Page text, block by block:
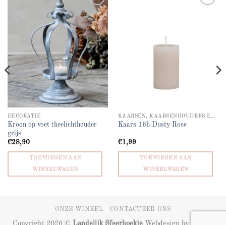
Add to
wishlist
DECORATIE
Kroon op voet theelichthouder
grijs
€28,90
TOEVOEGEN AAN
WINKELWAGEN
KAARSEN, KAARSENHOUDERS EN WINDLICHTEN
Kaars 16h Dusty Rose
€1,99
TOEVOEGEN AAN
WINKELWAGEN
ONZE WINKEL CONTACTEER ONS